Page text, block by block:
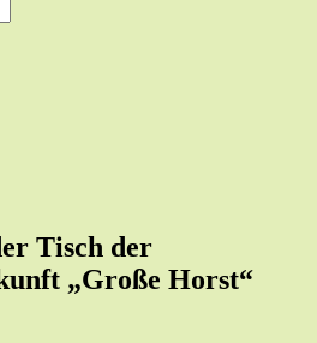
Tisch der
„Große Horst“